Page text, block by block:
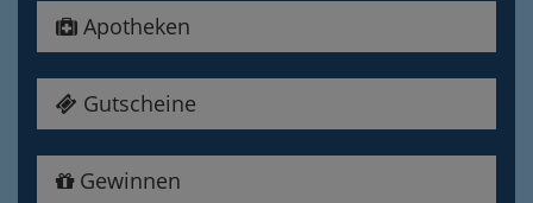
Apotheken
Gutscheine
Gewinnen